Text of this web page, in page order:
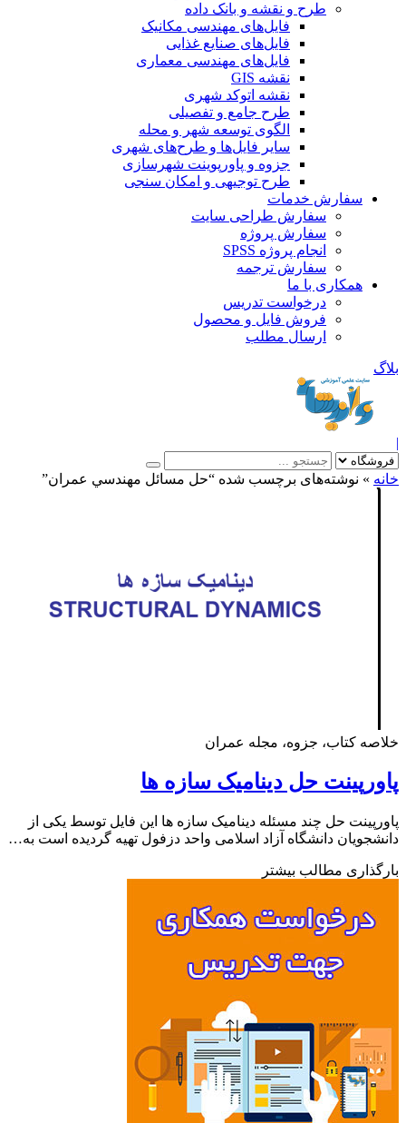
طرح و نقشه و بانک داده
فایل‌های مهندسی مکانیک
فایل‌های صنایع غذایی
فایل‌های مهندسی معماری
نقشه GIS
نقشه اتوکد شهری
طرح جامع و تفصیلی
الگوی توسعه شهر و محله
سایر فایل‌ها و طرح‌های شهری
جزوه و پاورپوینت شهرسازی
طرح توجیهی و امکان سنجی
سفارش خدمات
سفارش طراحی سایت
سفارش پروژه
انجام پروژه SPSS
سفارش ترجمه
همکاری با ما
درخواست تدریس
فروش فایل و محصول
ارسال مطلب
»نوشته‌های برچسب شده “حل مسائل مهندسي عمران”
کتاب، جزوه، مجله عمران
حل دینامیک سازه ها
حل چند مسئله دینامیک سازه ها این فایل توسط یکی از
دانشگاه آزاد اسلامی واحد دزفول تهیه گردیده است به…
مطالب بیشتر